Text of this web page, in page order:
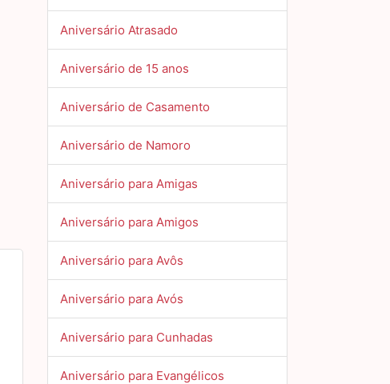
Aniversário Atrasado
Aniversário de 15 anos
Aniversário de Casamento
Aniversário de Namoro
Aniversário para Amigas
Aniversário para Amigos
Aniversário para Avôs
Aniversário para Avós
Aniversário para Cunhadas
Aniversário para Evangélicos